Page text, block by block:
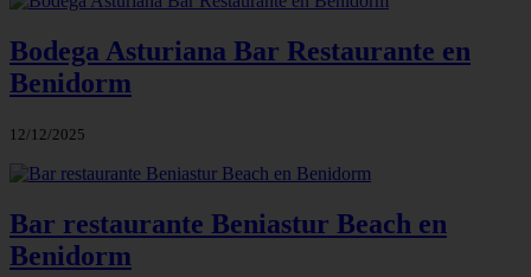
Bodega Asturiana Bar Restaurante en
Benidorm
12/12/2025
Bar restaurante Beniastur Beach en
Benidorm